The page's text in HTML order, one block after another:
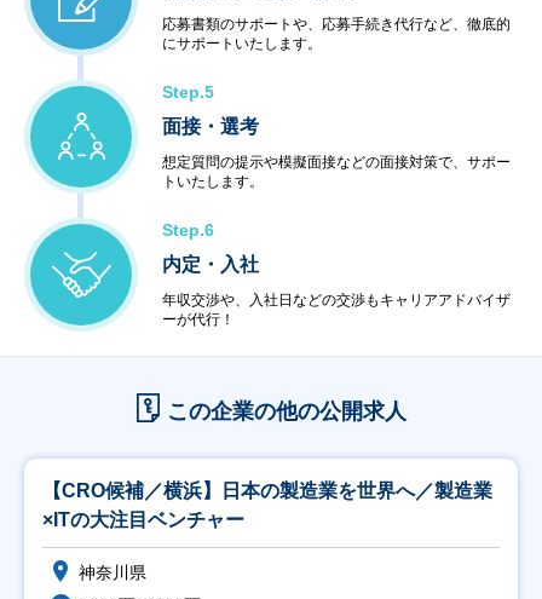
応募書類のサポートや、応募手続き代行など、徹底的
にサポートいたします。
Step.5
面接・選考
想定質問の提示や模擬面接などの面接対策で、サポー
トいたします。
Step.6
内定・入社
年収交渉や、入社日などの交渉もキャリアアドバイザ
ーが代行！
この企業の他の公開求人
【CRO候補／横浜】日本の製造業を世界へ／製造業
×ITの大注目ベンチャー
神奈川県